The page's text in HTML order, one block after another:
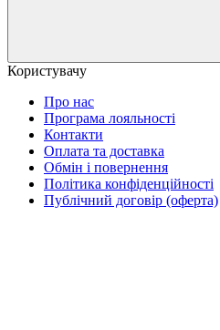
Користувачу
Про нас
Програма лояльності
Контакти
Оплата та доставка
Обмін і повернення
Політика конфіденційності
Публічний договір (оферта)